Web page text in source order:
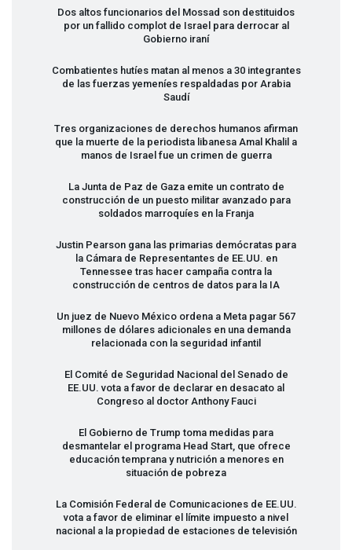
Dos altos funcionarios del Mossad son destituidos
por un fallido complot de Israel para derrocar al
Gobierno iraní
Combatientes hutíes matan al menos a 30 integrantes
de las fuerzas yemeníes respaldadas por Arabia
Saudí
Tres organizaciones de derechos humanos afirman
que la muerte de la periodista libanesa Amal Khalil a
manos de Israel fue un crimen de guerra
La Junta de Paz de Gaza emite un contrato de
construcción de un puesto militar avanzado para
soldados marroquíes en la Franja
Justin Pearson gana las primarias demócratas para
la Cámara de Representantes de EE.UU. en
Tennessee tras hacer campaña contra la
construcción de centros de datos para la IA
Un juez de Nuevo México ordena a Meta pagar 567
millones de dólares adicionales en una demanda
relacionada con la seguridad infantil
El Comité de Seguridad Nacional del Senado de
EE.UU. vota a favor de declarar en desacato al
Congreso al doctor Anthony Fauci
El Gobierno de Trump toma medidas para
desmantelar el programa Head Start, que ofrece
educación temprana y nutrición a menores en
situación de pobreza
La Comisión Federal de Comunicaciones de EE.UU.
vota a favor de eliminar el límite impuesto a nivel
nacional a la propiedad de estaciones de televisión